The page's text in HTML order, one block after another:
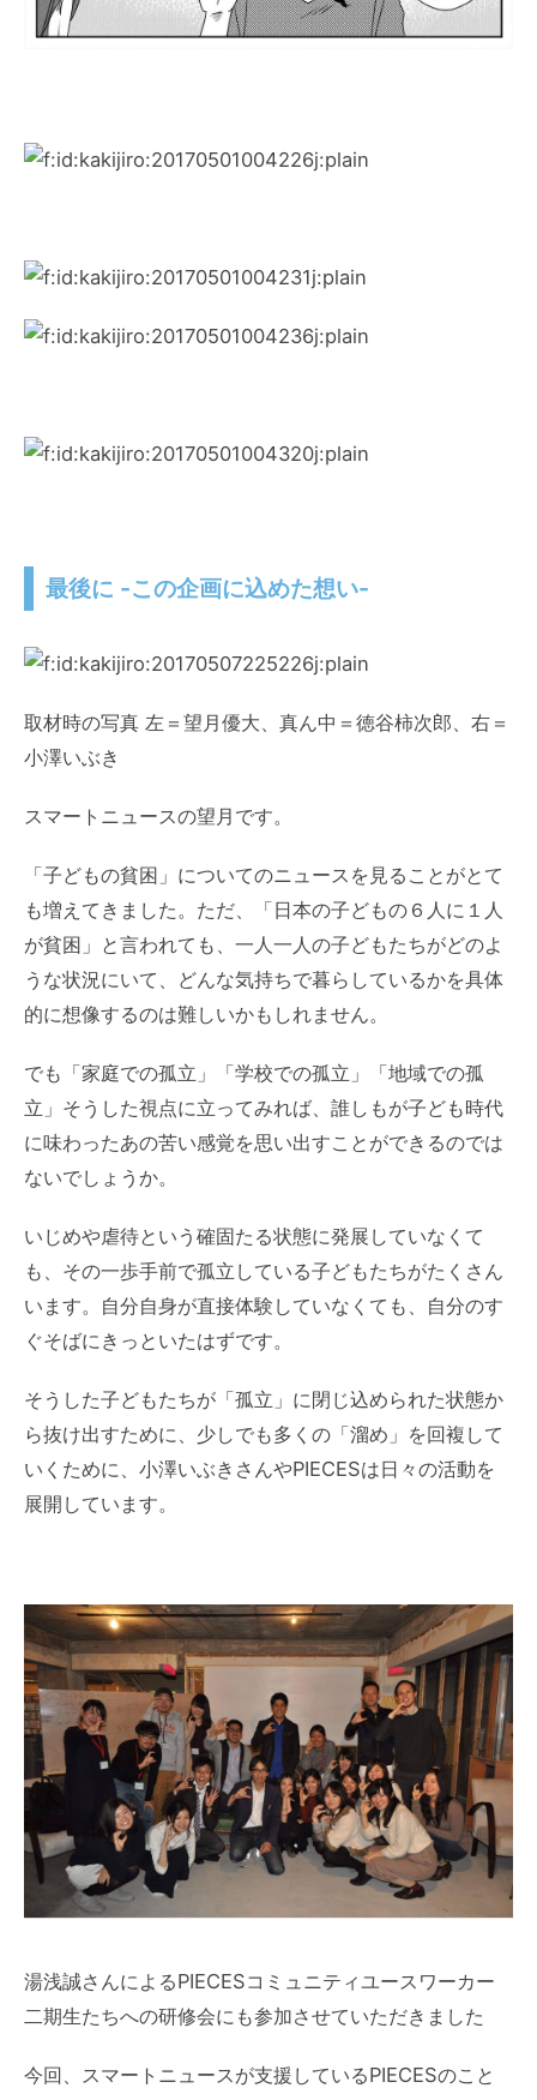
最後に -この企画に込めた想い-
取材時の写真 左＝望月優大、真ん中＝徳谷柿次郎、右＝
小澤いぶき
スマートニュースの望月です。
「子どもの貧困」についてのニュースを見ることがとて
も増えてきました。ただ、「日本の子どもの６人に１人
が貧困」と言われても、一人一人の子どもたちがどのよ
うな状況にいて、どんな気持ちで暮らしているかを具体
的に想像するのは難しいかもしれません。
でも「家庭での孤立」「学校での孤立」「地域での孤
立」そうした視点に立ってみれば、誰しもが子ども時代
に味わったあの苦い感覚を思い出すことができるのでは
ないでしょうか。
いじめや虐待という確固たる状態に発展していなくて
も、その一歩手前で孤立している子どもたちがたくさん
います。自分自身が直接体験していなくても、自分のす
ぐそばにきっといたはずです。
そうした子どもたちが「孤立」に閉じ込められた状態か
ら抜け出すために、少しでも多くの「溜め」を回複して
いくために、小澤いぶきさんやPIECESは日々の活動を
展開しています。
湯浅誠さんによるPIECESコミュニティユースワーカー
二期生たちへの研修会にも参加させていただきました
今回、スマートニュースが支援しているPIECESのこと